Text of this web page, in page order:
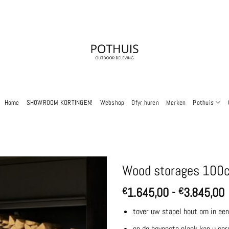
Home SHOWROOM KORTINGEN! Webshop Ofyr huren Merken Pothuis
Wood storages
€1.645,00 - €3.845,00
tover uw stapel hout om in